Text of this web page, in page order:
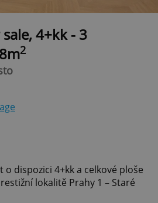
4+kk - 3
2
dispozici 4+kk a celkové ploše
lokalitě Prahy 1 – Staré